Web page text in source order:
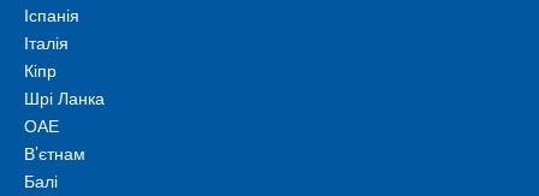
Іспанія
Італія
Кіпр
Шрі Ланка
ОАЕ
В’єтнам
Балі